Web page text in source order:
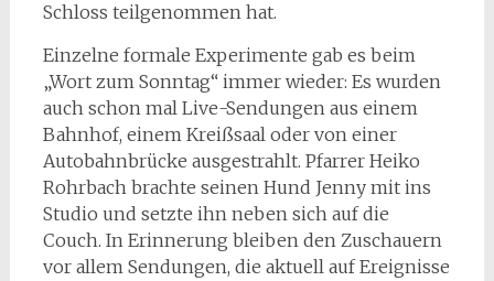
Schloss teilgenommen hat.
Einzelne formale Experimente gab es beim
„Wort zum Sonntag“ immer wieder: Es wurden
auch schon mal Live-Sendungen aus einem
Bahnhof, einem Kreißsaal oder von einer
Autobahnbrücke ausgestrahlt. Pfarrer Heiko
Rohrbach brachte seinen Hund Jenny mit ins
Studio und setzte ihn neben sich auf die
Couch. In Erinnerung bleiben den Zuschauern
vor allem Sendungen, die aktuell auf Ereignisse